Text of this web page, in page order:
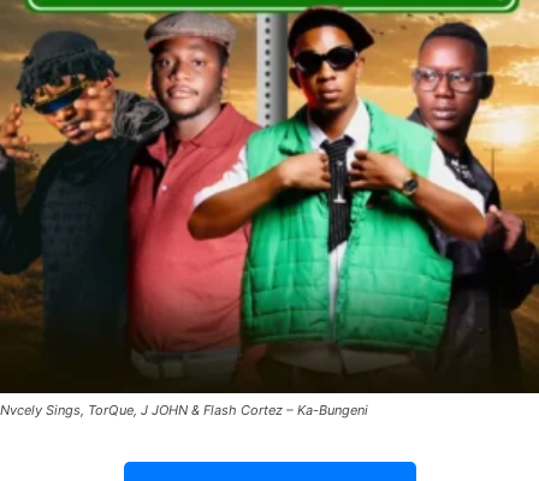
Nvcely Sings, TorQue, J JOHN & Flash Cortez – Ka-Bungeni